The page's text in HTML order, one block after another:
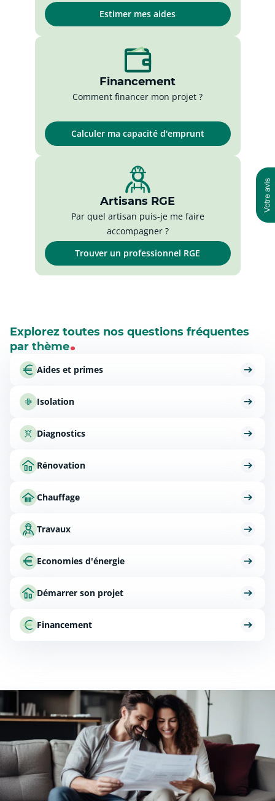
Estimer mes aides
Financement
Comment financer mon projet ?
Calculer ma capacité d'emprunt
Artisans RGE
Par quel artisan puis-je me faire
accompagner ?
Trouver un professionnel RGE
Explorez toutes nos questions fréquentes
par thème
Aides et primes
Isolation
Diagnostics
Rénovation
Chauffage
Travaux
Economies d'énergie
Démarrer son projet
Financement